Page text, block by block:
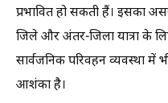
प्रभावित हो सकती हैं। इसका
जिले और अंतर-जिला यात्रा के
सार्वजनिक परिवहन व्यवस्था में
आशंका है।